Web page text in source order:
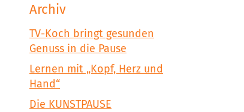
Archiv
TV-Koch bringt gesunden
Genuss in die Pause
Lernen mit „Kopf, Herz und
Hand“
Die KUNSTPAUSE